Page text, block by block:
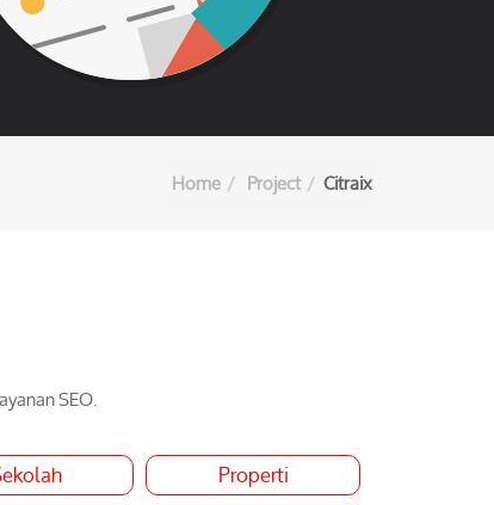
Home Project Citraix
SEO.
Properti